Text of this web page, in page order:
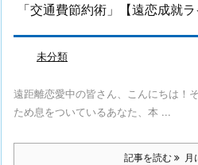
「交通費節約術」【遠恋成就ラ
未分類
遠距離恋愛中の皆さん、こんにちは！
ため息をついているあなた、本 ...
記事を読む 月